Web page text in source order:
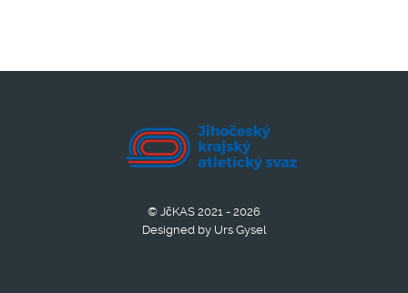
© JčKAS 2021 - 2026
Designed by Urs Gysel